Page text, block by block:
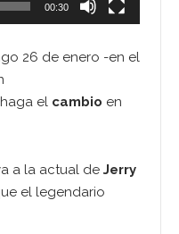
00:30
26 de enero -en el
el cambio en
a la actual de Jerry
el legendario